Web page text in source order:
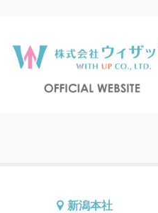
新潟本社